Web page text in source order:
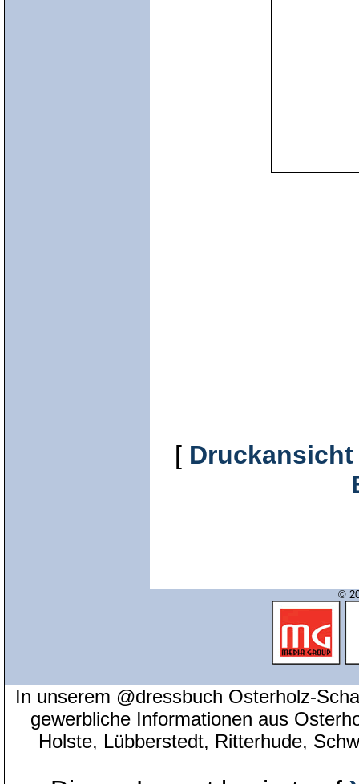
[ Druckansicht
©
In unserem @dressbuch Osterholz-
gewerbliche Informationen aus
Holste, Lübberstedt, Ritterhude,